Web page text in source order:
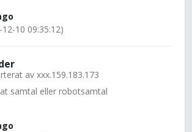
12-10 09:35:12)
av xxx.159.183.173
samtal eller robotsamtal